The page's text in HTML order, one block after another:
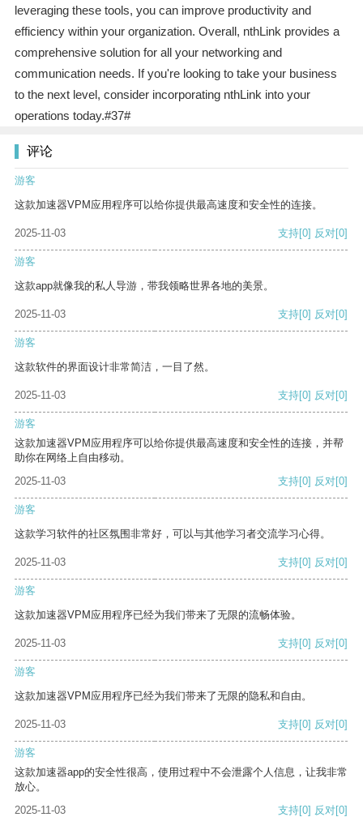
leveraging these tools, you can improve productivity and
efficiency within your organization. Overall, nthLink provides a
comprehensive solution for all your networking and
communication needs. If you're looking to take your business
to the next level, consider incorporating nthLink into your
operations today.#37#
评论
游客
这款加速器VPM应用程序可以给你提供最高速度和安全性的连接。
2025-11-03 支持[0] 反对[0]
游客
这款app就像我的私人导游，带我领略世界各地的美景。
2025-11-03 支持[0] 反对[0]
游客
这款软件的界面设计非常简洁，一目了然。
2025-11-03 支持[0] 反对[0]
游客
这款加速器VPM应用程序可以给你提供最高速度和安全性的连接，并帮
助你在网络上自由移动。
2025-11-03
支持[0] 反对[0]
游客
这款学习软件的社区氛围非常好，可以与其他学习者交流学习心得。
2025-11-03 支持[0] 反对[0]
游客
这款加速器VPM应用程序已经为我们带来了无限的流畅体验。
2025-11-03 支持[0] 反对[0]
游客
这款加速器VPM应用程序已经为我们带来了无限的隐私和自由。
2025-11-03 支持[0] 反对[0]
游客
这款加速器app的安全性很高，使用过程中不会泄露个人信息，让我非常
放心。
2025-11-03
支持[0] 反对[0]